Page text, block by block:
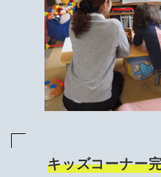
キッズコーナー